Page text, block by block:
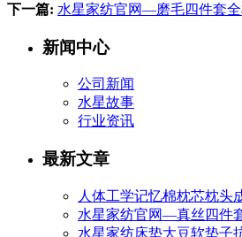
下一篇: 水星家纺官网—磨毛四件套全
新闻中心
公司新闻
水星故事
行业资讯
最新文章
人体工学记忆棉枕芯枕头
水星家纺官网—真丝四件
水星家纺床垫大豆软垫子